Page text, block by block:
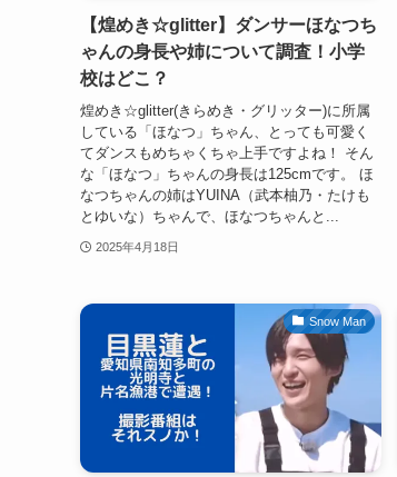
【煌めき☆glitter】ダンサーほなつち
ゃんの身長や姉について調査！小学
校はどこ？
煌めき☆glitter(きらめき・グリッター)に所属
している「ほなつ」ちゃん、とっても可愛く
てダンスもめちゃくちゃ上手ですよね！ そん
な「ほなつ」ちゃんの身長は125cmです。 ほ
なつちゃんの姉はYUINA（武本柚乃・たけも
とゆいな）ちゃんで、ほなつちゃんと...
2025年4月18日
Snow Man